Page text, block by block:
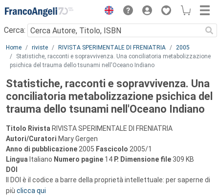
Menu
Cerca:
Main content
Home riviste RIVISTA SPERIMENTALE DI FRENIATRIA
2005
Statistiche, racconti e sopravvivenza. Una conciliatoria metabolizzazione
psichica del trauma dello tsunami nell'Oceano Indiano
Statistiche, racconti e sopravvivenza. Una
conciliatoria metabolizzazione psichica del
trauma dello tsunami nell'Oceano Indiano
Titolo Rivista RIVISTA SPERIMENTALE DI FRENIATRIA
Autori/Curatori Mary Gergen
Anno di pubblicazione 2005 Fascicolo 2005/1
Lingua Italiano Numero pagine 14 P. Dimensione file 309 KB
DOI
Il DOI è il codice a barre della proprietà intellettuale: per saperne di
più clicca qui